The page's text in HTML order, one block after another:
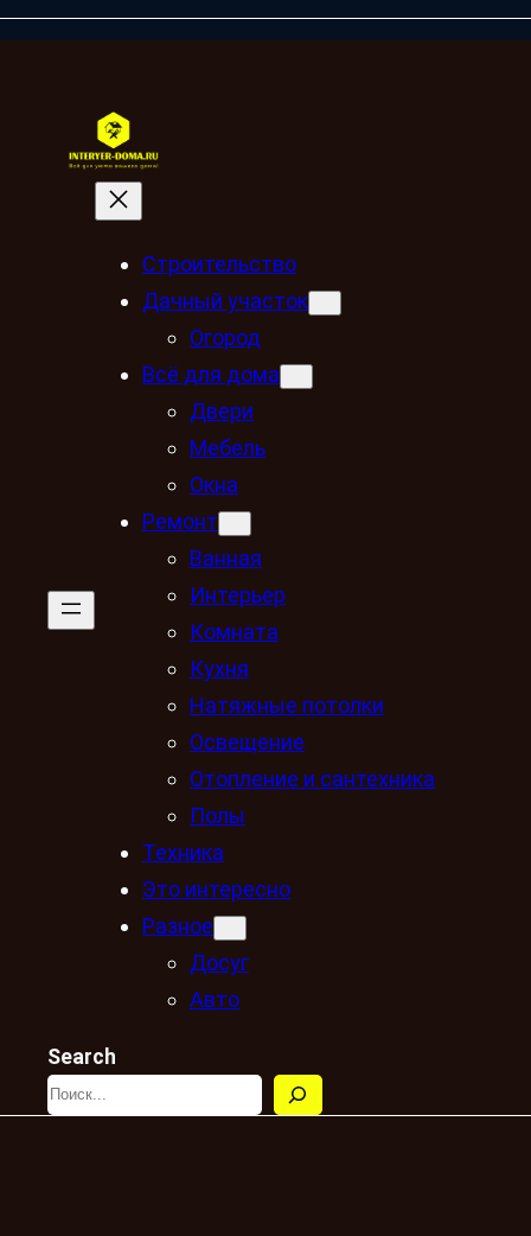
Строительство
Дачный участок
Огород
Всё для дома
Двери
Мебель
Окна
Ремонт
Ванная
Интерьер
Комната
Кухня
Натяжные потолки
Освещение
Отопление и сантехника
Полы
Техника
Это интересно
Разное
Досуг
Авто
Search